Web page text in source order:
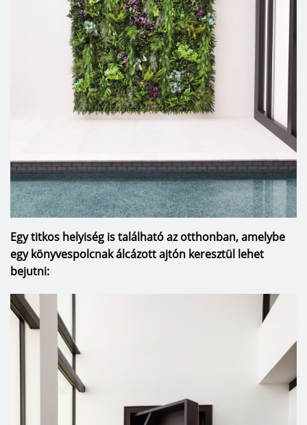
Egy titkos helyiség is található az otthonban, amelybe
egy könyvespolcnak álcázott ajtón keresztül lehet
bejutni: